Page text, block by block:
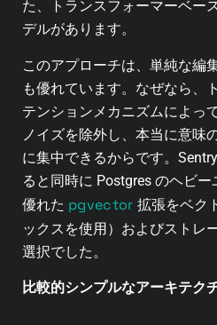
た、トランスフォーマーベー
デルがあります。
このアプローチは、単純な編
も優れています。なぜなら、
テンションメカニズムによっ
ノイズを除外し、本当に意味
に集中できるからです。
ると同時に Postgres のヘビー
優れた pgvector 拡張をベク
ックスを使用）およびストレ
選択でした。
比較的シンプルなアーキテク